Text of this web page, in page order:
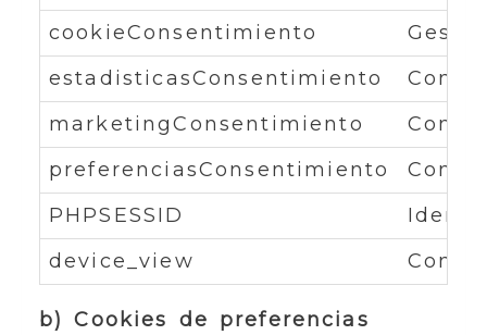
cookieConsentimiento
estadisticasConsentimiento
marketingConsentimiento
preferenciasConsentimiento
PHPSESSID
device_view
b) Cookies de preferencias